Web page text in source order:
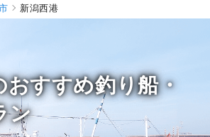
新潟西港
おすすめ釣り船・
ン